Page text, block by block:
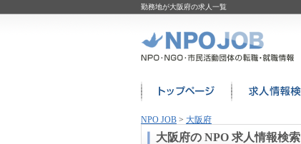
勤務地が大阪府の求人一覧
NPO JOB > 大阪府
大阪府の NPO 求人情報検索